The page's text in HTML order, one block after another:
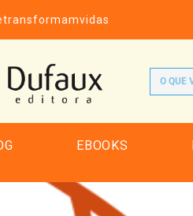
EBOOKS